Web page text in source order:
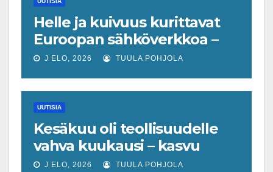
Helle ja kuivuus kurittavat
Euroopan sähköverkkoa –
ydinvoimaloita on jouduttu
kun kulutus kasvaa
J ELO, 2026 TUULA POHJOLA
UUTISIA
Kesäkuu oli teollisuudelle
vahva kuukausi – kasvu
näkyi kautta linjan
J ELO, 2026 TUULA POHJOLA